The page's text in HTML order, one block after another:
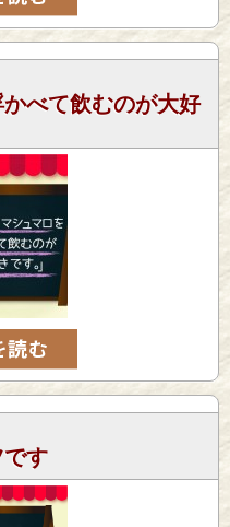
べて飲むのが大好
す